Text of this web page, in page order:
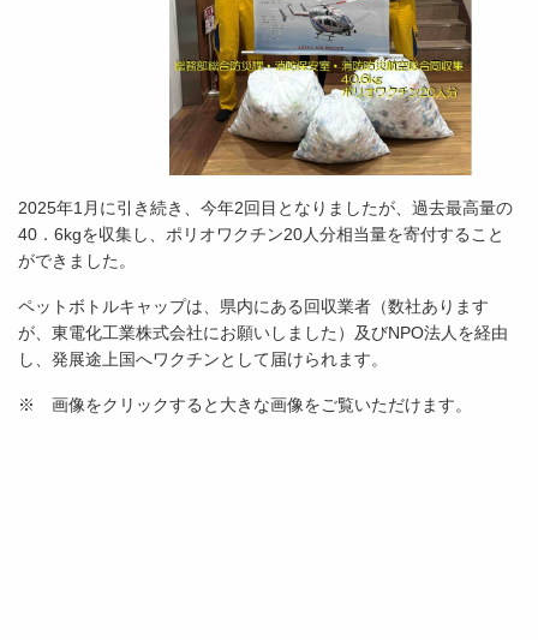
2025年1月に引き続き、今年2回目となりましたが、過去最高量の
40．6kgを収集し、ポリオワクチン20人分相当量を寄付すること
ができました。
ペットボトルキャップは、県内にある回収業者（数社あります
が、東電化工業株式会社にお願いしました）及びNPO法人を経由
し、発展途上国へワクチンとして届けられます。
※ 画像をクリックすると大きな画像をご覧いただけます。